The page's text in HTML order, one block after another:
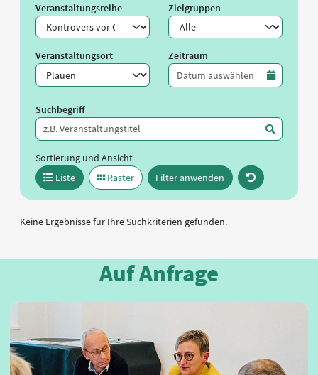
Veranstaltungsreihe Zielgruppen
Veranstaltungsort
Zeitraum
Zeitraum
Suchbegriff
Sortierung und Ansicht
Liste
Raster Filter anwenden
Keine Ergebnisse für Ihre Suchkriterien gefunden.
Auf Anfrage